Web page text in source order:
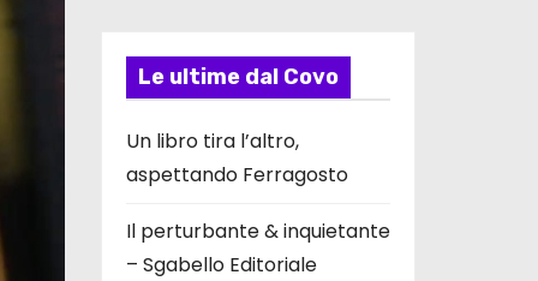
Le ultime dal Covo
Un libro tira l’altro,
aspettando Ferragosto
Il perturbante & inquietante
– Sgabello Editoriale